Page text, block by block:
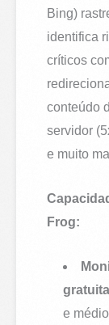
Bing)
identifica
críticos
conteúdo
servidor
e muito
Frog:
e